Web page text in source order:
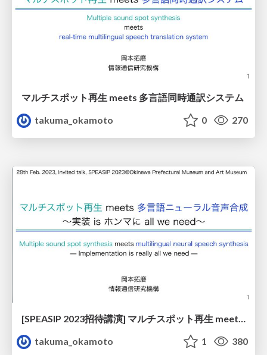
マルチスポット再生 meets 多言語同時通訳システム
takuma_okamoto
0 270
[SPEASIP 2023招待講演] マルチスポット再生 meets 多言語ニューラル音声合成 ~実装 is ホンマに all we need~
takuma_okamoto
1 380